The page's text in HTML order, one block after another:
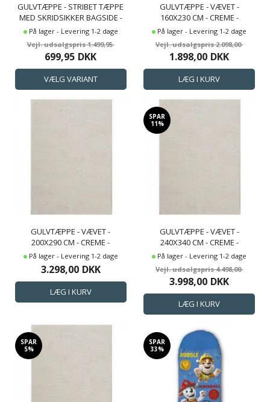
GULVTÆPPE - STRIBET TÆPPE
MED SKRIDSIKKER BAGSIDE -
LØS TÆPPE FRA NORDSTRAND
HOME ROSA
På lager - Levering 1-2 dage
1.499,95
699,95 DKK
GULVTÆPPE - VÆVET -
160X230 CM - CREME -
COPENHAGEN - NORDSTRAND
På lager - Levering 1-2 dage
2.098,00
1.898,00 DKK
GULVTÆPPE - VÆVET -
200X290 CM - CREME -
COPENHAGEN - NORDSTRAND
HOME
På lager - Levering 1-2 dage
3.298,00 DKK
SPAR
11%
GULVTÆPPE - VÆVET -
240X340 CM - CREME -
COPENHAGEN - NORDSTRAND
På lager - Levering 1-2 dage
4.498,00
3.998,00 DKK
SPAR
5%
SPAR
33%